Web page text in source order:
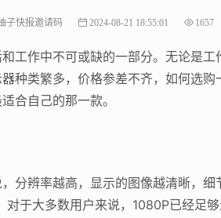
子快报邀请码 2024-08-21 18:55:01 1657
工作中不可或缺的一部分。无论是工
种类繁多，价格参差不齐，如何选
合自己的那一款。
分辨率越高，显示的图像越清晰，
于大多数用户来说，1080P已经足